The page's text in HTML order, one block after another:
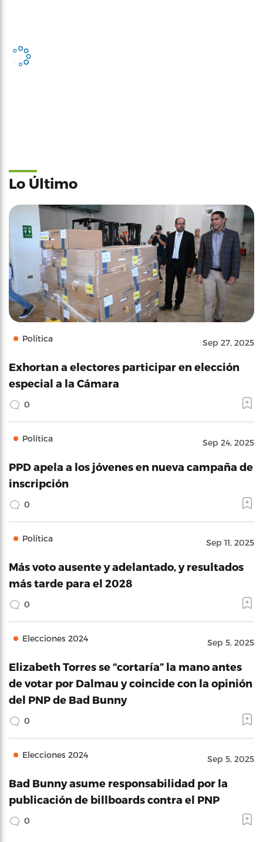
Lo Último
Política Sep 27, 2025
Exhortan a electores participar en elección
especial a la Cámara
0
Política Sep 24, 2025
PPD apela a los jóvenes en nueva campaña de
inscripción
0
Política Sep 11, 2025
Más voto ausente y adelantado, y resultados
más tarde para el 2028
0
Elecciones 2024 Sep 5, 2025
Elizabeth Torres se “cortaría” la mano antes
de votar por Dalmau y coincide con la opinión
del PNP de Bad Bunny
0
Elecciones 2024 Sep 5, 2025
Bad Bunny asume responsabilidad por la
publicación de billboards contra el PNP
0